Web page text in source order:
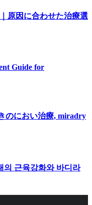
原因に合わせた治療選
Guide for
のにおい治療, miradry
의 근육강화와 바디라